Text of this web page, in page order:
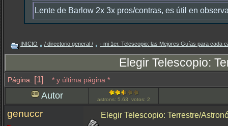
Lente de Barlow 2x 3x pros/contras, es útil en
INICIO / directorio general / · mi 1er. Telescopio: las Mejores Guías para cada
Elegir Telescopio:
Página: [1] * y última página *
Autor astrons: 5.63 votos: 2
genuccr Elegir Telescopio: Terrestre/